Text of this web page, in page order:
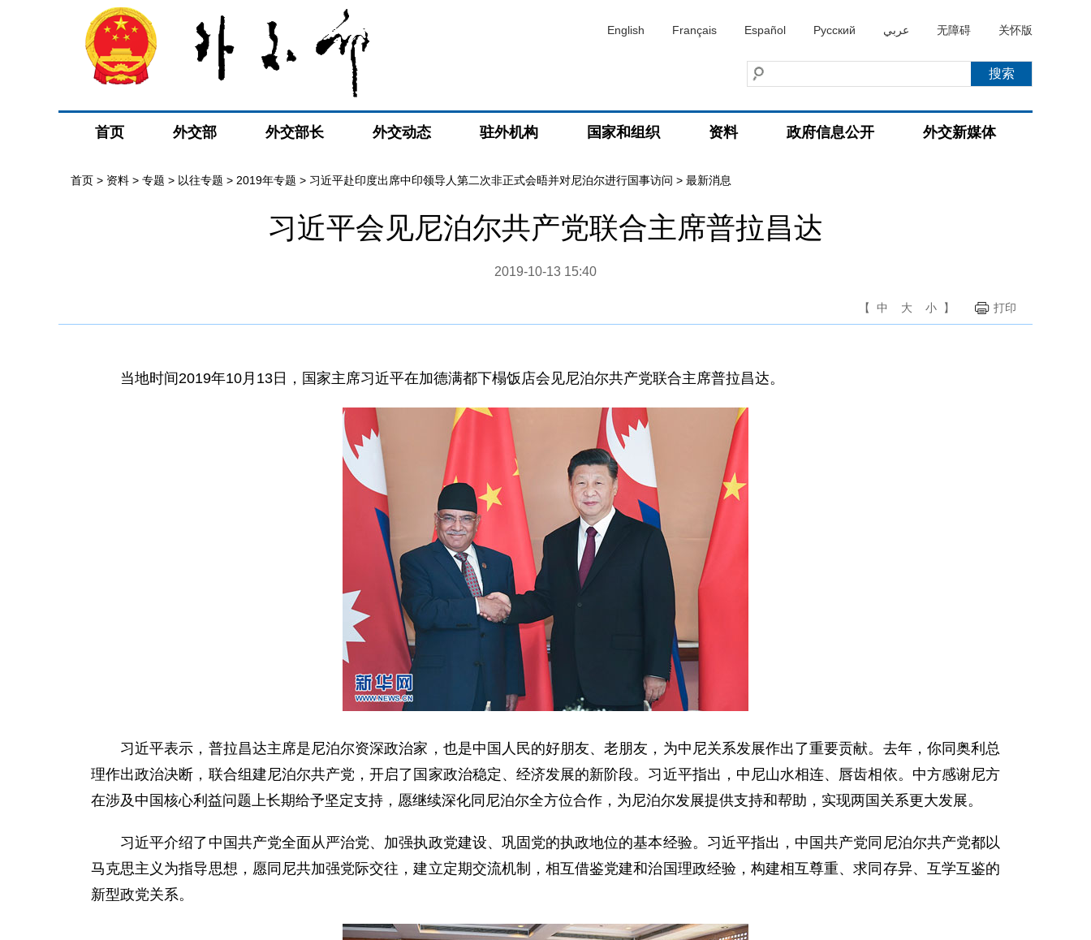
English Français Español Русский عربي 无障碍 关怀版
首页 外交部 外交部长 外交动态 驻外机构 国家和组织 资料 政府信息公开 外交新媒体
首页 > 资料 > 专题 > 以往专题 > 2019年专题 > 习近平赴印度出席中印领导人第二次非正式会晤并对尼泊尔进行国事访问 > 最新消息
习近平会见尼泊尔共产党联合主席普拉昌达
2019-10-13 15:40
【 中 大 小 】 打印
当地时间2019年10月13日，国家主席习近平在加德满都下榻饭店会见尼泊尔共产党联合主席普拉昌达。
习近平表示，普拉昌达主席是尼泊尔资深政治家，也是中国人民的好朋友、老朋友，为中尼关系发展作出了重要贡献。去年，你同奥利总
理作出政治决断，联合组建尼泊尔共产党，开启了国家政治稳定、经济发展的新阶段。习近平指出，中尼山水相连、唇齿相依。中方感谢尼方
在涉及中国核心利益问题上长期给予坚定支持，愿继续深化同尼泊尔全方位合作，为尼泊尔发展提供支持和帮助，实现两国关系更大发展。
习近平介绍了中国共产党全面从严治党、加强执政党建设、巩固党的执政地位的基本经验。习近平指出，中国共产党同尼泊尔共产党都以
马克思主义为指导思想，愿同尼共加强党际交往，建立定期交流机制，相互借鉴党建和治国理政经验，构建相互尊重、求同存异、互学互鉴的
新型政党关系。